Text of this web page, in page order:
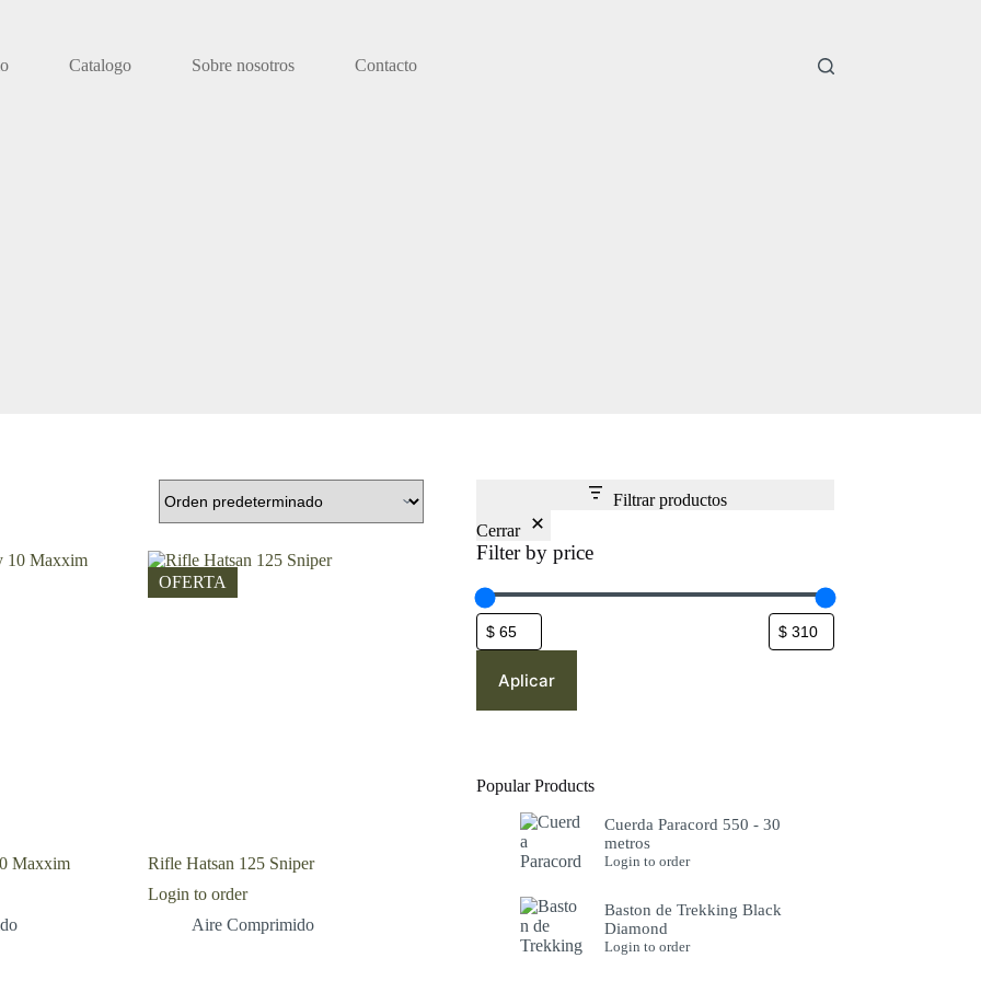
Catalogo Sobre nosotros Contacto
Maxxim
OFERTA
Rifle Hatsan 125 Sniper
Login to order
Aire Comprimido
Filtrar productos
Cerrar
Filter by price
Aplicar
Popular Products
Cuerda Paracord 550 - 30
metros
Login to order
Baston de Trekking Black
Diamond
Login to order